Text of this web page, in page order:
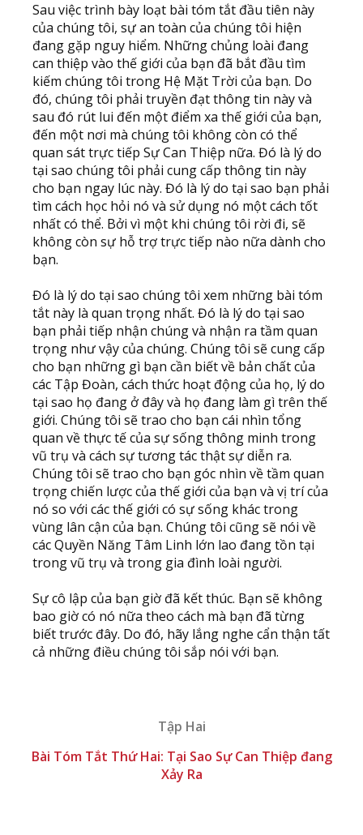
Sau việc trình bày loạt bài tóm tắt đầu tiên này
của chúng tôi, sự an toàn của chúng tôi hiện
đang gặp nguy hiểm. Những chủng loài đang
can thiệp vào thế giới của bạn đã bắt đầu tìm
kiếm chúng tôi trong Hệ Mặt Trời của bạn. Do
đó, chúng tôi phải truyền đạt thông tin này và
sau đó rút lui đến một điểm xa thế giới của bạn,
đến một nơi mà chúng tôi không còn có thể
quan sát trực tiếp Sự Can Thiệp nữa. Đó là lý do
tại sao chúng tôi phải cung cấp thông tin này
cho bạn ngay lúc này. Đó là lý do tại sao bạn phải
tìm cách học hỏi nó và sử dụng nó một cách tốt
nhất có thể. Bởi vì một khi chúng tôi rời đi, sẽ
không còn sự hỗ trợ trực tiếp nào nữa dành cho
bạn.
Đó là lý do tại sao chúng tôi xem những bài tóm
tắt này là quan trọng nhất. Đó là lý do tại sao
bạn phải tiếp nhận chúng và nhận ra tầm quan
trọng như vậy của chúng. Chúng tôi sẽ cung cấp
cho bạn những gì bạn cần biết về bản chất của
các Tập Đoàn, cách thức hoạt động của họ, lý do
tại sao họ đang ở đây và họ đang làm gì trên thế
giới. Chúng tôi sẽ trao cho bạn cái nhìn tổng
quan về thực tế của sự sống thông minh trong
vũ trụ và cách sự tương tác thật sự diễn ra.
Chúng tôi sẽ trao cho bạn góc nhìn về tầm quan
trọng chiến lược của thế giới của bạn và vị trí của
nó so với các thế giới có sự sống khác trong
vùng lân cận của bạn. Chúng tôi cũng sẽ nói về
các Quyền Năng Tâm Linh lớn lao đang tồn tại
trong vũ trụ và trong gia đình loài người.
Sự cô lập của bạn giờ đã kết thúc. Bạn sẽ không
bao giờ có nó nữa theo cách mà bạn đã từng
biết trước đây. Do đó, hãy lắng nghe cẩn thận tất
cả những điều chúng tôi sắp nói với bạn.
Tập Hai
Bài Tóm Tắt Thứ Hai: Tại Sao Sự Can Thiệp đang
Xảy Ra